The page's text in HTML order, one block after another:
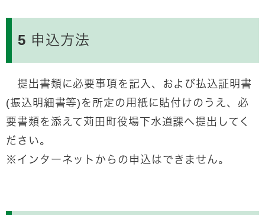
5 申込方法
提出書類に必要事項を記入、および払込証明書
(振込明細書等)を所定の用紙に貼付けのうえ、必
要書類を添えて苅田町役場下水道課へ提出してく
ださい。
※ インターネットからの申込はできません。